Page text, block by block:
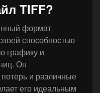
TIFF?
формат
способностью
графику и
Он
и различные
его идеальным